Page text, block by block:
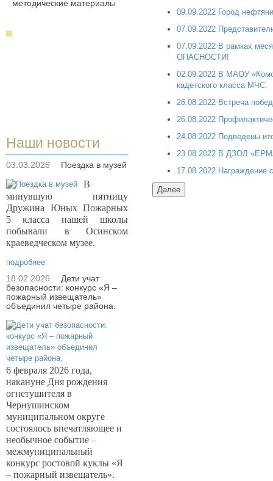
методические материалы
Наши новости
03.03.2026 Поездка в музей
В
минувшую пятницу
Дружина Юных Пожарных
5 класса нашей школы
побывали в Осинском
краеведческом музее.
подробнее
18.02.2026
Дети учат
безопасности: конкурс «Я –
пожарный извещатель»
объединил четыре района.
6 февраля 2026 года,
накануне Дня рождения
огнетушителя в
Чернушинском
муниципальном округе
состоялось впечатляющее и
необычное событие –
межмуниципальный
конкурс ростовой куклы «Я
– пожарный извещатель».
09.09.2022 Город
07.09.2022
07.09.2022 В рамках
ОПАСНОСТИ!
02.09.2022 В МАОУ
кадетского класса МЧС.
26.08.2022 Встреча
26.08.2022
24.08.2022 Подведены
23.08.2022 В ДЗОЛ
17.08.2022 Награждение